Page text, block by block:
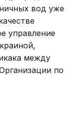
вод уже
управление
между
по